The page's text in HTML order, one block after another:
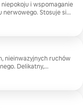
i wspomaganie
nerwowego. Stosuje się
rozluźnić napięte
ułatwić spokojny,
nieinwazyjnych ruchów
Delikatny,
ciała, aby usunąć